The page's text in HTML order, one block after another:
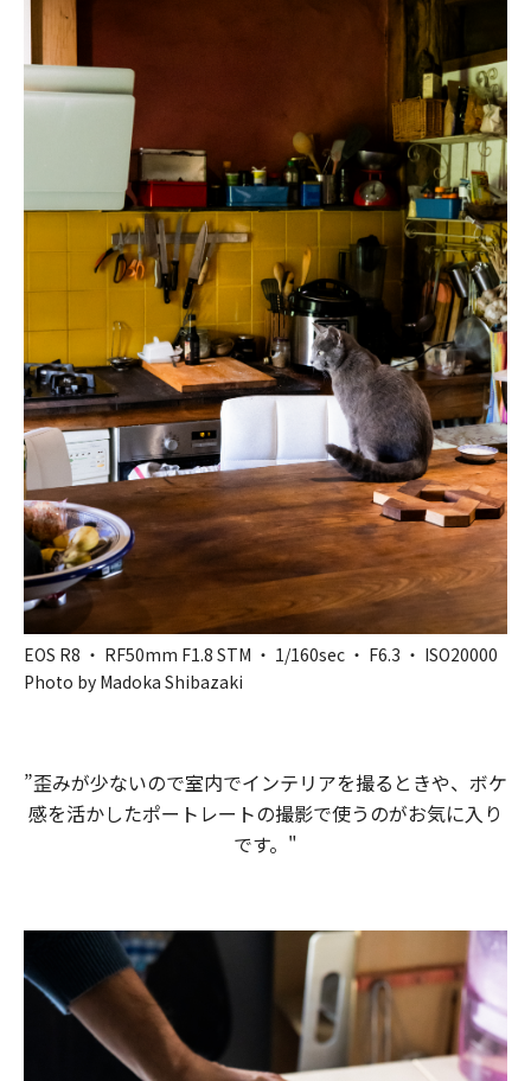
EOS R8 ・ RF50mm F1.8 STM ・ 1/160sec ・ F6.3 ・ ISO20000
Photo by Madoka Shibazaki
”歪みが少ないので室内でインテリアを撮るときや、ボケ
感を活かしたポートレートの撮影で使うのがお気に入り
です。"